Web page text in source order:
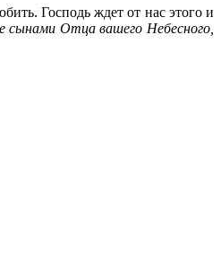
Господь ждет от нас этого и
сынами Отца вашего Небесного,